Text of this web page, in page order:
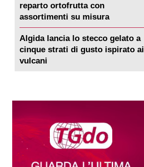
reparto ortofrutta con
assortimenti su misura
Algida lancia lo stecco gelato a
cinque strati di gusto ispirato ai
vulcani